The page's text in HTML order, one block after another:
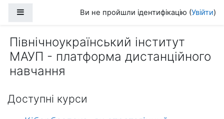
Ви не пройшли ідентифікацію (Увійти)
Північноукраїнський інститут
МАУП - платформа дистанційного
навчання
Доступні курси